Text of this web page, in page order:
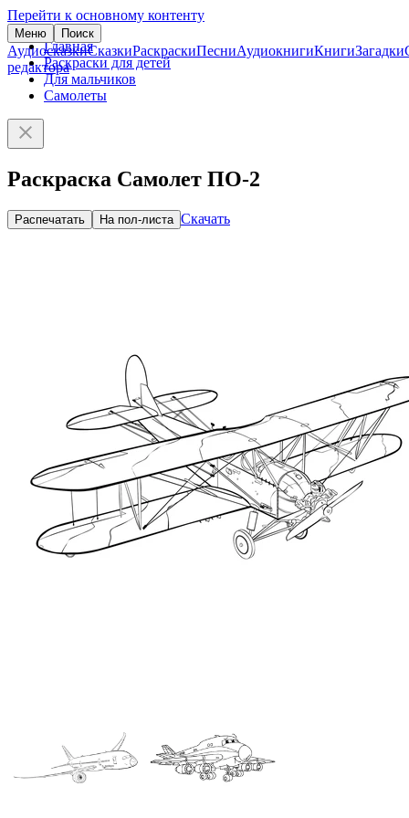
Перейти к основному контенту
Меню Поиск
АудиосказкиСказкиРаскраскиПесниАудиокнигиКнигиЗагадки
редактора
Главная
Раскраски для детей
Для мальчиков
Самолеты
Раскраска Самолет ПО-2
Распечатать На пол-листа Скачать